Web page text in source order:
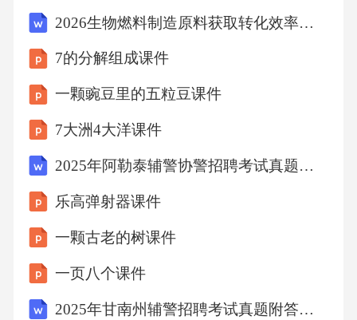
引信操作忽视周围环境维护与保养PARTSIX日
常维护要点确保手榴弹引信处于良好状态，无
锈蚀或损坏，以保证其可靠性和安全性。定期
检查引信01020304使用专用清洁工具和无腐蚀
性清洁剂，定期清除弹体表面的污垢和锈迹，
燥、通风良好的环境中，避免高温、潮湿导致
的性能下降。储存环境控制在搬运和储存过程
中，应避免手榴弹受到剧烈撞击或跌落，防止
意外引爆。避免剧烈碰撞存储条件要求82-2手榴
弹应储存在-20℃至+50℃的温度范围内，避免因
极端温度导致性能下降。适宜的温度范围储存
2026生物燃料制造原料获取转化效率市场接受度行业竞争格局发展前景投资规划报告
7的分解组成课件
一颗豌豆里的五粒豆课件
7大洲4大洋课件
2025年阿勒泰辅警协警招聘考试真题有完整答案详解
乐高弹射器课件
一颗古老的树课件
一页八个课件
2025年甘南州辅警招聘考试真题附答案详解（培优a卷）